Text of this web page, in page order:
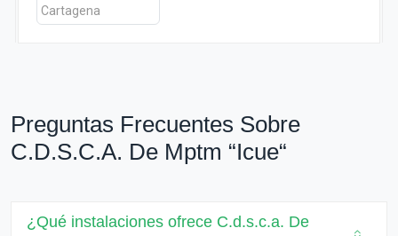
Preguntas Frecuentes Sobre
C.d.s.c.a. De Mptm “icue“
¿Qué instalaciones ofrece C.d.s.c.a. De